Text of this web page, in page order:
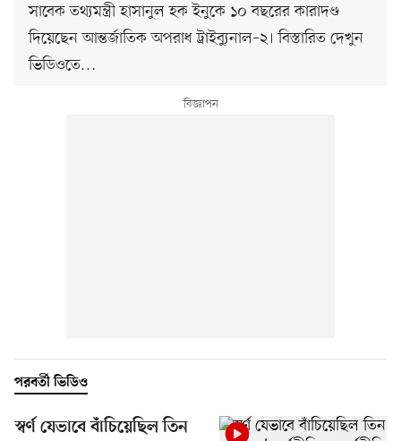
সাবেক তথ্যমন্ত্রী হাসানুল হক ইনুকে ১০ বছরের কারাদণ্ড
দিয়েছেন আন্তর্জাতিক অপরাধ ট্রাইব্যুনাল–২। বিস্তারিত দেখুন
ভিডিওতে…
পরবর্তী ভিডিও
স্বর্ণ যেভাবে বাঁচিয়েছিল তিন